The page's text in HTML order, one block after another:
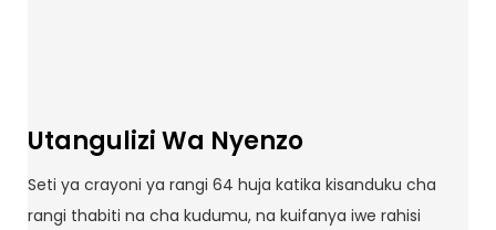
Utangulizi Wa Nyenzo
Seti ya crayoni ya rangi 64 huja katika kisanduku cha
rangi thabiti na cha kudumu, na kuifanya iwe rahisi